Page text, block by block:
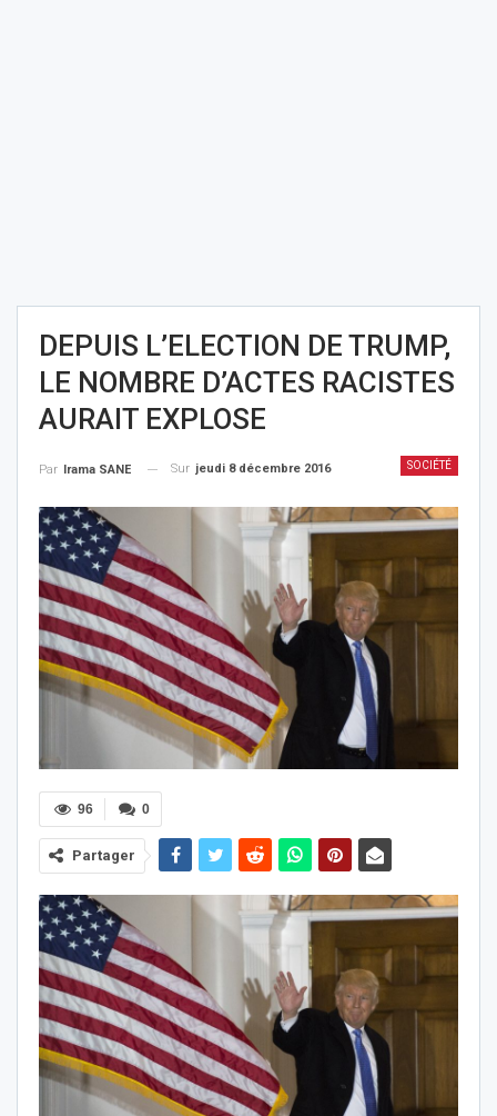
DEPUIS L’ELECTION DE TRUMP,
LE NOMBRE D’ACTES RACISTES
AURAIT EXPLOSE
SOCIÉTÉ
Par Irama SANE Sur jeudi 8 décembre 2016
0
96
Partager